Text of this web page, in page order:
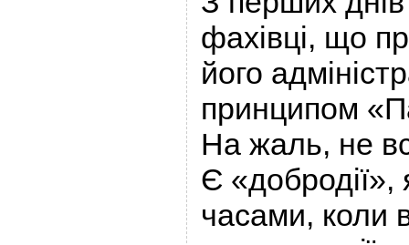
фахівці, що
його
принципом
На жаль, не
Є «добродії»,
часами, коли